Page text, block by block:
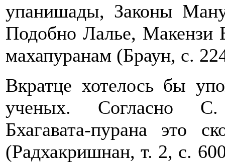
упанишады, Законы
Подобно Лалье,
махапуранам (Браун, с.
Вкратце хотелось бы
ученых. Согласно С.
Бхагавата-пурана
(Радхакришнан, т. 2, с.